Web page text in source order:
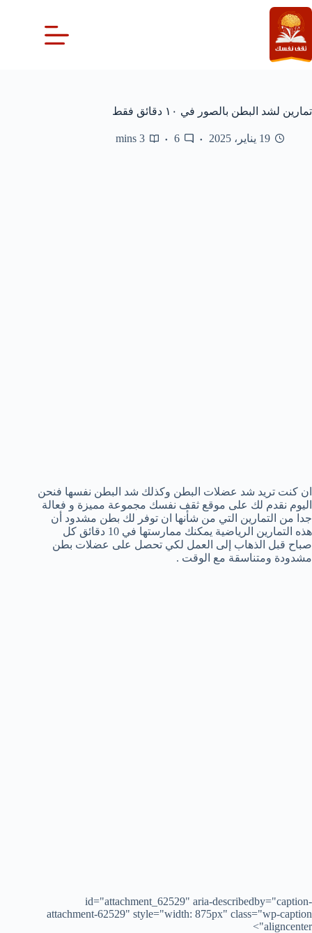
التجاوز
إلى
المحتوى
تمارين لشد البطن بالصور في ١٠ دقائق فقط
19 يناير، 2025 6
3 mins
ان كنت تريد شد عضلات البطن وكذلك شد البطن نفسها فنحن
اليوم نقدم لك على موقع ثقف نفسك مجموعة مميزة و فعالة
جدا من التمارين التي من شأنها ان توفر لك بطن مشدود أن
هذه التمارين الرياضية يمكنك ممارستها في 10 دقائق كل
صباح قبل الذهاب إلى العمل لكي تحصل على عضلات بطن
مشدودة ومتناسقة مع الوقت .
id="attachment_62529" aria-describedby="caption-
attachment-62529" style="width: 875px" class="wp-caption
aligncenter">